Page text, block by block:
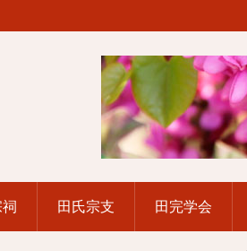
田氏宗支 田完学会